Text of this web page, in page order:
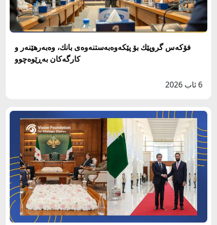
فۆكه‌س گروپێك بۆ پێكه‌وه‌به‌ستنه‌وه‌ى بانك، وه‌به‌رهێنه‌ر و
كارگه‌كان به‌ڕێوه‌چوو
6 ئاب 2026